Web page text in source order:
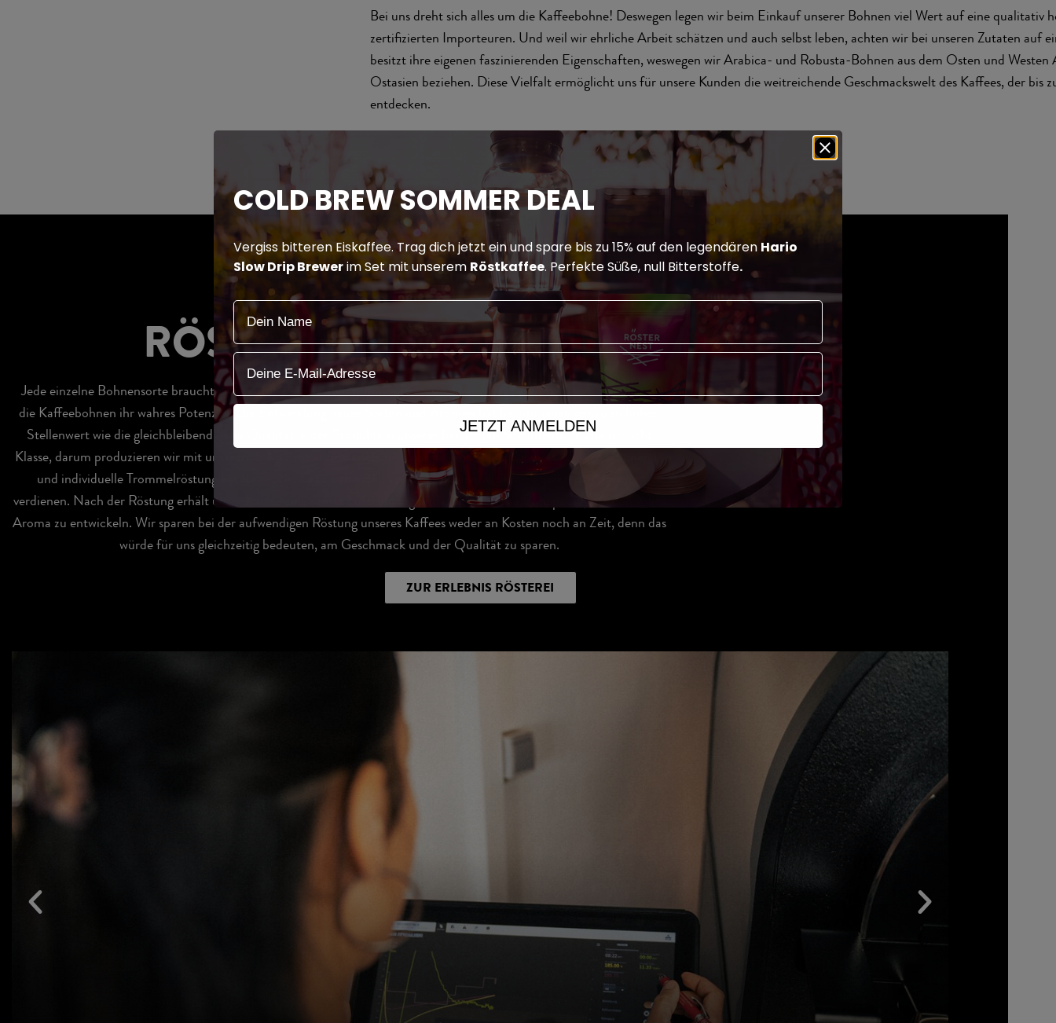
Bei uns dreht sich alles um die Kaffeebohne! Deswegen legen wir beim Einkauf unserer Bohnen viel Wert auf eine qualitativ
zertifizierten Importeuren. Und weil wir ehrliche Arbeit schätzen und auch selbst leben, achten wir bei unseren Zutaten auf
besitzt ihre eigenen faszinierenden Eigenschaften, weswegen wir Arabica- und Robusta-Bohnen aus dem Osten und
Ostasien beziehen. Diese Vielfalt ermöglicht uns für unsere Kunden die weitreichende Geschmackswelt des Kaffees, der
entdecken.
RÖSTEN, BIS DIE BOHNE KNACKT
Jede einzelne Bohnensorte braucht eine perfekt auf sie abgestimmte Röstung. Denn gerade beim Rösten offenbaren
die Kaffeebohnen ihr wahres Potenzial. Die Entwicklung neuer Sorten und Aromen hat bei uns einen genau so hohen
Stellenwert wie die gleichbleibend hohe Qualität in der Produktion unseres bewährten Sortiments. Masse ist nicht
Klasse, darum produzieren wir mit unserem 5 Kg Probat Röster kleine Chargen mit hoher Qualität. Unsere schonende
und individuelle Trommelröstung bei 180 – 210 Grad behandelt unsere Bohnen mit dem Respekt, den sie auch
verdienen. Nach der Röstung erhält unser Kaffee eine sanfte Luftkühlung und eine verdiente Ruhepause, um sein volles
Aroma zu entwickeln. Wir sparen bei der aufwendigen Röstung unseres Kaffees weder an Kosten noch an Zeit, denn das
würde für uns gleichzeitig bedeuten, am Geschmack und der Qualität zu sparen.
ZUR ERLEBNIS RÖSTEREI
COLD BREW SOMMER DEAL
Vergiss bitteren Eiskaffee. Trag dich jetzt ein und spare bis zu 15% auf den legendären Hario
Slow Drip Brewerim Set mit unserem Röstkaffee. Perfekte Süße, null Bitterstoffe.
Name
email
JETZT ANMELDEN